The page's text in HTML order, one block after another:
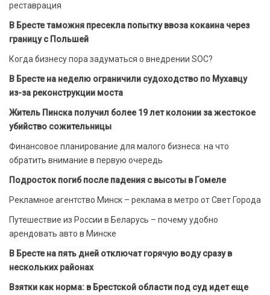
реставрация
В Бресте таможня пресекла попытку ввоза кокаина через
границу с Польшей
Когда бизнесу пора задуматься о внедрении SOC?
В Бресте на неделю ограничили судоходство по Мухавцу
из-за реконструкции моста
Житель Пинска получил более 19 лет колонии за жестокое
убийство сожительницы
Финансовое планирование для малого бизнеса: на что
обратить внимание в первую очередь
Подросток погиб после падения с высоты в Гомеле
Рекламное агентство Минск – реклама в метро от Свет Города
Путешествие из России в Беларусь – почему удобно
арендовать авто в Минске
В Бресте на пять дней отключат горячую воду сразу в
нескольких районах
Взятки как норма: в Брестской области под суд идет еще